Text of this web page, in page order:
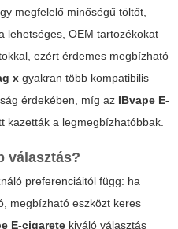
megfelelő minőségű töltőt,
lehetséges, OEM tartozékokat
ezért érdemes megbízható
x gyakran több kompatibilis
érdekében, míg az IBvape E-
kazetták a legmegbízhatóbbak.
választás?
preferenciáitól függ: ha
megbízható eszközt keres
E-cigarete kiváló választás